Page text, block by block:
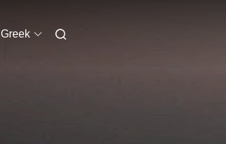
Greek